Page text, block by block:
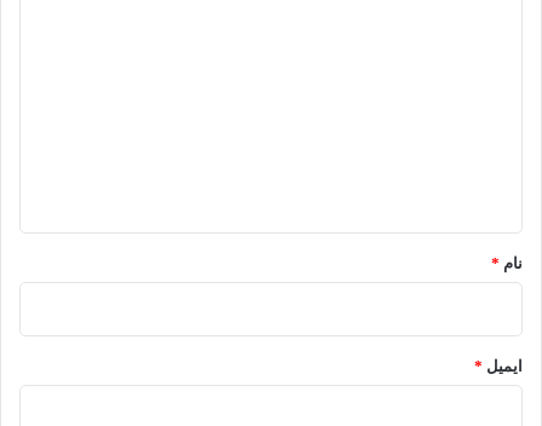
نام *
ایمیل *